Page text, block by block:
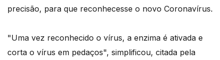
precisão, para que reconhecesse o novo Coronavírus.
"Uma vez reconhecido o vírus, a enzima é ativada e
corta o vírus em pedaços", simplificou, citada pela